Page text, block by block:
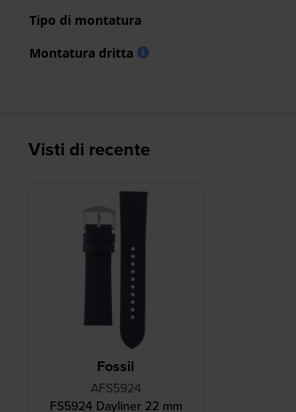
Tipo di montatura
Montatura dritta
Visti di recente
Fossil
AFS5924
FS5924 Dayliner 22 mm